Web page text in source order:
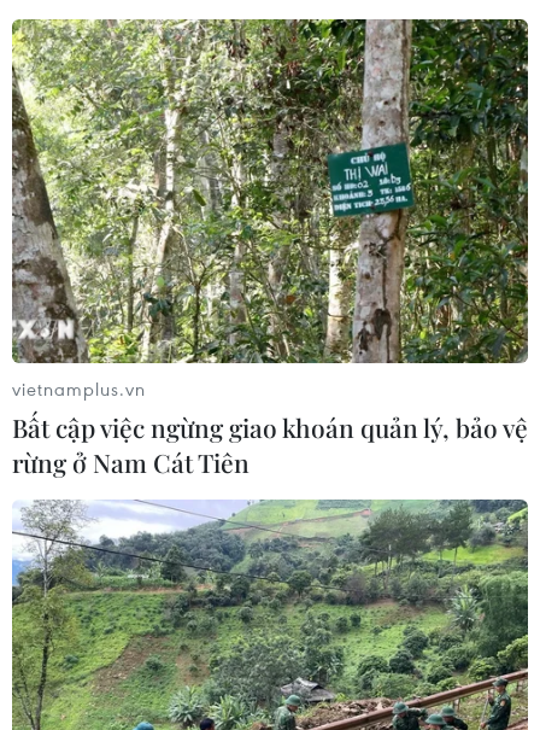
Mỹ-Ấn Độ kêu gọi giải quyết tranh chấp
lãnh thổ một cách hòa bình
27/06/2017 02:49
Tổng thống Mỹ Donald Trump và Thủ tướng Ấn Độ
Narendra Modi đã “kêu gọi tất cả các nước giải quyết
tranh chấp lãnh thổ và tranh chấp trên biển một cách
hòa bình, phù hợp với luật pháp quốc tế."
vietnamplus.vn
Bất cập việc ngừng giao khoán quản lý, bảo vệ
rừng ở Nam Cát Tiên